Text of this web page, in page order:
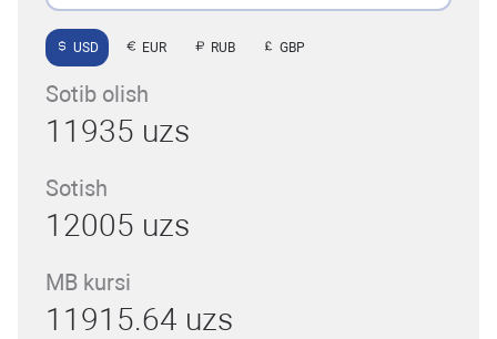
USD EUR RUB GBP
Sotib olish
11935 uzs
Sotish
12005 uzs
MB kursi
11915.64 uzs